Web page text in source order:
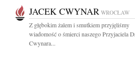
JACEK CWYNAR WROCŁAW
Z głębokim żalem i smutkiem przyjęliśmy
wiadomość o śmierci naszego Przyjaciela
Cwynara...